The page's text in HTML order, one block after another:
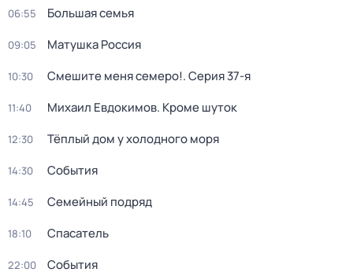
06:55 Большая семья
09:05 Матушка Россия
10:30 Смешите меня семеро!. Серия 37-я
11:40 Михаил Евдокимов. Кроме шуток
12:30 Тёплый дом у холодного моря
14:30 События
14:45 Семейный подряд
18:10 Спасатель
22:00 События